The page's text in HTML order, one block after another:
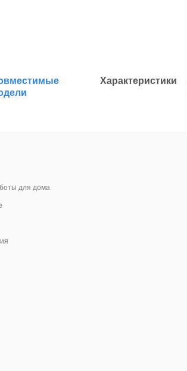
Характеристики
для дома